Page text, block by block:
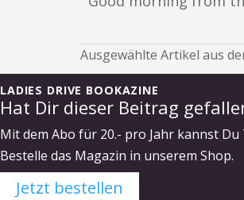
Ausgewählte Artikel aus
LADIES DRIVE BOOKAZINE
Hat Dir dieser Beitrag
Mit dem Abo für 20.- pro Jahr kannst
Bestelle das Magazin in unserem Shop.
Jetzt bestellen